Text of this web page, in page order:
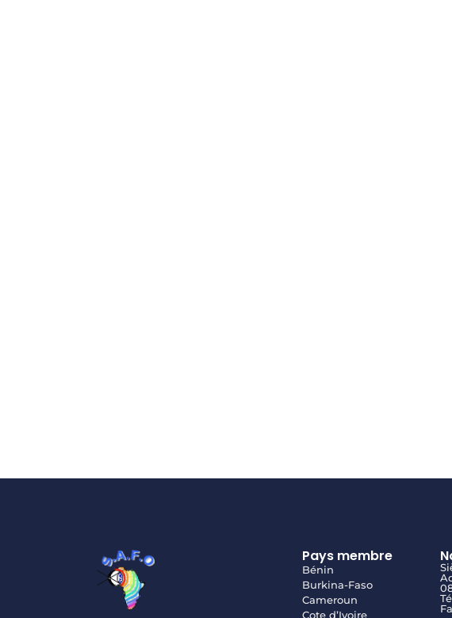
Pays membre
Bénin
Burkina-Faso
Cameroun
Cote d’Ivoire